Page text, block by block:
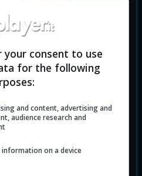
Modern Warfare
Sparatutto
consent to use
for the following
and content, advertising and
audience research and
on a device